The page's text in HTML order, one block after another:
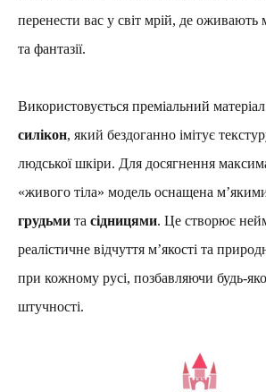
перенести вас у світ мрій, де оживають
та фантазії.
Використовується преміальний
силікон, який бездоганно імітує
людської шкіри. Для досягнення
«живого тіла» модель оснащена
грудьми та сідницями. Це створює
реалістичне відчуття м’якості та
при кожному русі, позбавляючи будь-
штучності.